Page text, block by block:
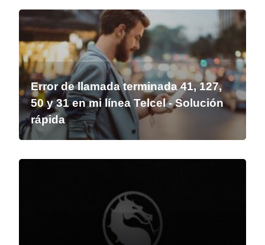
Error de llamada terminada 41, 127,
50 y 31 en mi línea Telcel - Solución
rápida